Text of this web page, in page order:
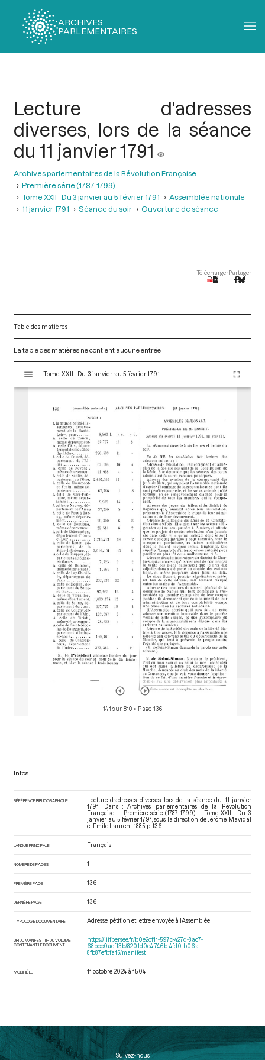
ARCHIVES
PARLEMENTAIRES
Lecture d'adresses
diverses, lors de la séance
du 11 janvier 1791
Archives parlementaires de la Révolution Française
Première série (1787-1799)
Tome XXII - Du 3 janvier au 5 février 1791
Assemblée nationale
11 janvier 1791
Séance du soir Ouverture de séance
TéléchargerPartager
Table des matières
La table des matières ne contient aucune entrée.
s
Tome XXII - Du 3 janvier au 5 février 1791
141 sur 810 • Page 136
Infos
RÉFÉRENCE BIBLIOGRAPHIQUE
Lecture d'adresses diverses, lors de la séance du 11 janvier
1791. Dans : Archives parlementaires de la Révolution
Française — Première série (1787-1799) — Tome XXII - Du 3
janvier au 5 février 1791 , sous la direction de Jérôme Mavidal
et Emile Laurent. 1885. p. 136.
LANGUE PRINCIPALE Français
NOMBRE DE PAGES 1
PREMIÈRE PAGE 136
DERNIÈRE PAGE 136
TYPOLOGIE DOCUMENTAIRE Adresse, pétition et lettre envoyée à l’Assemblée
URI DU MANIFEST IIIF DU VOLUME
CONTENANT LE DOCUMENT
https://iiif.persee.fr/b0e2cf11-597c-427d-8ac7-
68bcc0acf13b/8201d0c4-746b-4fd0-b06a-
8fb87efbfa15/manifest
MODIFIÉ LE 11 octobre 2024 à 15:04
Suivez-nous